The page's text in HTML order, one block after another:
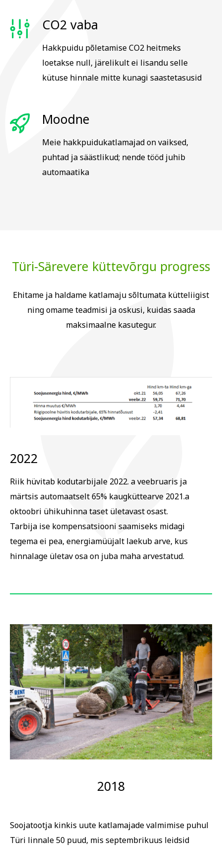
CO2 vaba
Hakkpuidu põletamise CO2 heitmeks
loetakse null, järelikult ei lisandu selle
kütuse hinnale mitte kunagi saastetasusid
Moodne
Meie hakkpuidukatlamajad on vaiksed,
puhtad ja säästlikud; nende tööd juhib
automaatika
Türi-Särevere küttevõrgu progress
Ehitame ja haldame katlamaju sõltumata kütteliigist
ning omame teadmisi ja oskusi, kuidas saada
maksimaalne kasutegur.
2022
Riik hüvitab kodutarbijale 2022. a veebruaris ja
märtsis automaatselt 65% kaugküttearve 2021.a
oktoobri ühikuhinna taset ületavast osast.
Tarbija ise kompensatsiooni saamiseks midagi
tegema ei pea, energiamüüjalt laekub arve, kus
hinnalage ületav osa on juba maha arvestatud.
2018
Soojatootja kinkis uute katlamajade valmimise puhul
Türi linnale 50 puud, mis septembrikuus leidsid